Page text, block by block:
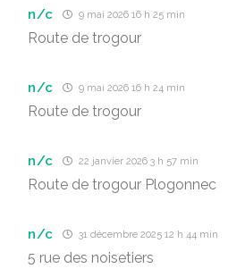
n/c 9 mai 2026 16 h 25 min
Route de trogour
n/c 9 mai 2026 16 h 24 min
Route de trogour
n/c 22 janvier 2026 3 h 57 min
Route de trogour Plogonnec
n/c 31 décembre 2025 12 h 44 min
5 rue des noisetiers